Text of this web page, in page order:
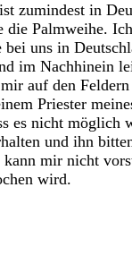
zumindest in
die Palmweihe.
bei uns in
im Nachhinein
auf den Feldern
Priester
es nicht möglich
und ihn
mir nicht
wird.